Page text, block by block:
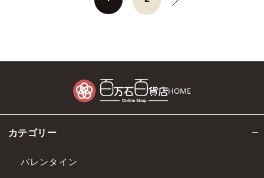
HOME
カテゴリー
バレンタイン